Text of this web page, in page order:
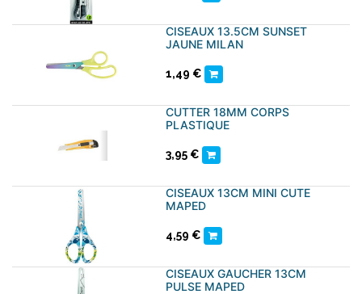
CISEAUX 13.5CM SUNSET
JAUNE MILAN
1,49 €
CUTTER 18MM CORPS
PLASTIQUE
3,95 €
CISEAUX 13CM MINI CUTE
MAPED
4,59 €
CISEAUX GAUCHER 13CM
PULSE MAPED